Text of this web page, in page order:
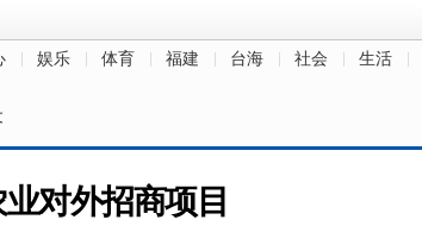
娱乐 体育 福建 台海 社会 生活
对外招商项目